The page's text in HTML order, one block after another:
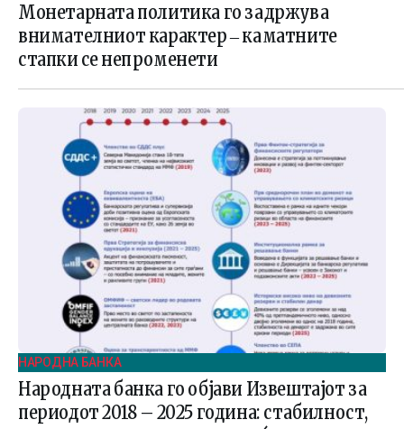
Монетарната политика го задржува
внимателниот карактер ‒ каматните
стапки се непроменети
НАРОДНА БАНКА
Народната банка го објави Извештајот за
периодот 2018 – 2025 година: стабилност,